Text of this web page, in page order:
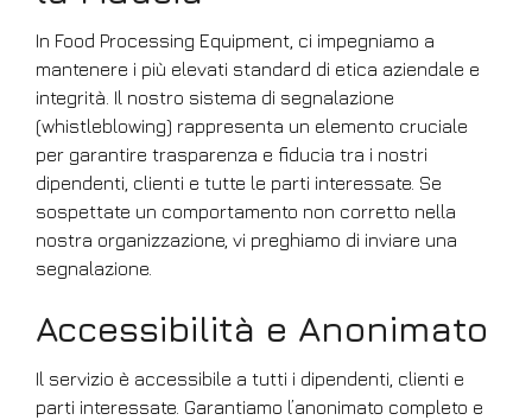
In Food Processing Equipment, ci impegniamo a
mantenere i più elevati standard di etica aziendale e
integrità. Il nostro sistema di segnalazione
(whistleblowing) rappresenta un elemento cruciale
per garantire trasparenza e fiducia tra i nostri
dipendenti, clienti e tutte le parti interessate. Se
sospettate un comportamento non corretto nella
nostra organizzazione, vi preghiamo di inviare una
segnalazione.
Accessibilità e Anonimato
Il servizio è accessibile a tutti i dipendenti, clienti e
parti interessate. Garantiamo l’anonimato completo e